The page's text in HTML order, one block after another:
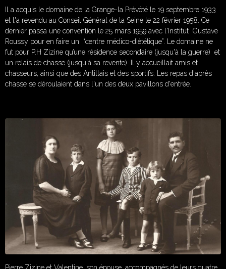
Il a acquis le domaine de la Grange-la Prévôté le 19 septembre 1933
et l'a revendu au Conseil Général de la Seine le 22 février 1958. Ce
dernier passa une convention le 25 mars 1959 avec l'Institut Gustave
Roussy pour en faire un “centre médico-diététique”. Le domaine ne
fut pour P.H Zizine qu’une résidence secondaire (jusqu'à la guerre) et
un relais de chasse (jusqu'à sa revente). Il y accueillait amis et
chasseurs, ainsi que des Antillais et des sportifs. Les repas d'après
chasse se déroulaient dans l'un des deux pavillons d'entrée.
Pierre Zizine et Valentine, son épouse, accompagnés de leurs quatre